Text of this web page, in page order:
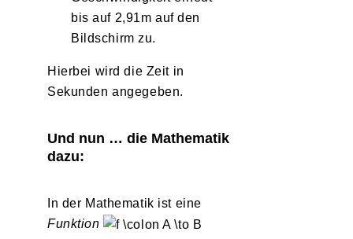
bis auf 2,91m auf den
Bildschirm zu.
Hierbei wird die Zeit in
Sekunden angegeben.
Und nun … die Mathematik
dazu:
In der Mathematik ist eine
Funktion